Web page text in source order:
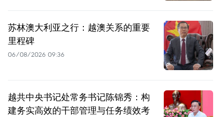
苏林澳大利亚之行：越澳关系的重要
里程碑
06/08/2026 09:36
越共中央书记处常务书记陈锦秀：构
建务实高效的干部管理与任务绩效考